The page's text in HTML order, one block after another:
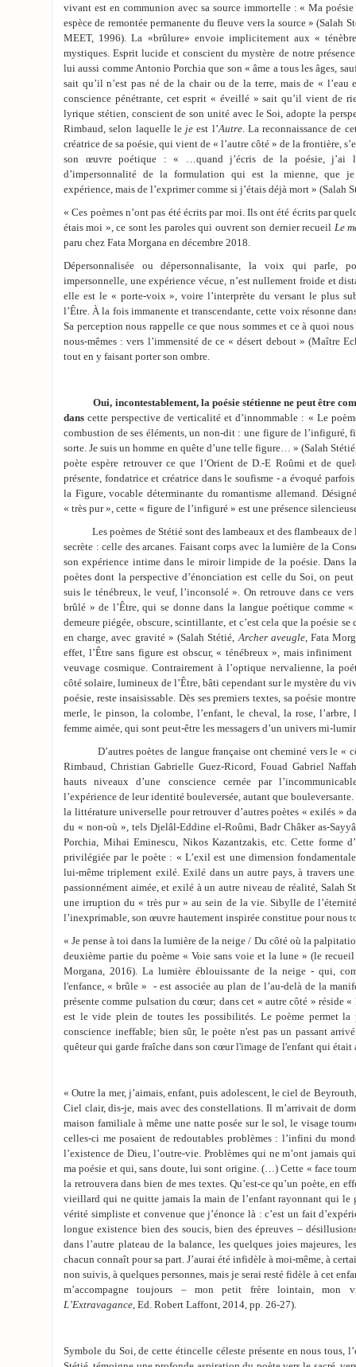
vivant est en communion avec sa source immortelle : « Ma poésie
espèce de remontée permanente du fleuve vers la source » (Salah
MEET, 1996). La «brûlure» envoie implicitement aux «
mystiques. Esprit lucide et conscient du mystère de notre
lui aussi comme Antonio Porchia que son « âme a tous les âges,
sait qu’il n’est pas né de la chair ou de la terre, mais de « l’eau
conscience pénétrante, cet esprit « éveillé » sait qu’il vient de
lyrique stétien, conscient de son unité avec le Soi, adopte la
Rimbaud, selon laquelle le jeest l’Autre. La reconnaissance de
créatrice de sa poésie, qui vient de « l’autre côté » de la frontière,
son œuvre poétique : « …quand j’écris de la poésie, j’ai
d’impersonnalité de la formulation qui est la mienne, que
expérience, mais de l’exprimer comme si j’étais déjà mort » (Salah
« Ces poèmes n’ont pas été écrits par moi. Ils ont été écrits par
étais moi », ce sont les paroles qui ouvrent son dernier recueil Le
paru chez Fata Morgana en décembre 2018.
Dépersonnalisée ou dépersonnalisante, la voix qui parle,
impersonnelle, une expérience vécue, n’est nullement froide et
elle est le « porte-voix », voire l’interprète du versant le plus
l’Être. À la fois immanente et transcendante, cette voix résonne
Sa perception nous rappelle ce que nous sommes et ce à quoi
nous-mêmes : vers l’immensité de ce « désert debout » (Maître
tout en y faisant porter son ombre.
Oui, incontestablement, la poésie stétienne ne peut être
dans cette perspective de verticalité et d’innommable : « Le
combustion de ses éléments, un non-dit : une figure de l’infiguré,
sorte. Je suis un homme en quête d’une telle figure… » (Salah
poète espère retrouver ce que l’Orient de D.-E Roûmi et de
présente, fondatrice et créatrice dans le soufisme - a évoqué
la Figure, vocable déterminante du romantisme allemand.
« très pur », cette « figure de l’infiguré » est une présence
Les poèmes de Stétié sont des lambeaux et des flambeaux de
secrète : celle des arcanes. Faisant corps avec la lumière de la
son expérience intime dans le miroir limpide de la poésie. Dans
poètes dont la perspective d’énonciation est celle du Soi, on
suis le ténébreux, le veuf, l’inconsolé ». On retrouve dans ce
brûlé » de l’Être, qui se donne dans la langue poétique comme
demeure piégée, obscure, scintillante, et c’est cela que la poésie
en charge, avec gravité » (Salah Stétié,Archer aveugle, Fata
effet, l’Être sans figure est obscur, « ténébreux », mais
veuvage cosmique. Contrairement à l’optique nervalienne, la
côté solaire, lumineux de l’Être, bâti cependant sur le mystère du
poésie, reste insaisissable. Dès ses premiers textes, sa poésie
merle, le pinson, la colombe, l’enfant, le cheval, la rose,
femme aimée, qui sont peut-être les messagers d’un univers mi-
D’autres poètes de langue française ont cheminé vers le «
Rimbaud, Christian Gabrielle Guez-Ricord, Fouad Gabriel
hauts niveaux d’une conscience cernée par
l’expérience de leur identité bouleversée, autant que
la littérature universelle pour retrouver d’autres poètes « exilés »
du « non-où », tels Djelâl-Eddine el-Roûmi, Badr Châker as-
Porchia, Mihai Eminescu, Nikos Kazantzakis, etc. Cette forme
privilégiée par le poète : « L’exil est une dimension
lui-même triplement exilé. Exilé dans un autre pays, à travers
passionnément aimée, et exilé à un autre niveau de réalité, Salah
une irruption du « très pur » au sein de la vie. Sibylle de
l’inexprimable, son œuvre hautement inspirée constitue pour nous
« Je pense à toi dans la lumière de la neige / Du côté où la
deuxième partie du poème « Voie sans voie et la lune » (le
Morgana, 2016). La lumière éblouissante de la neige - qui,
l'enfance, « brûle » - est associée au plan de l’au-delà de la
présente comme pulsation du cœur; dans cet « autre côté » réside
est le vide plein de toutes les possibilités. Le poème permet la
conscience ineffable; bien sûr, le poète n'est pas un passant
quêteur qui garde fraîche dans son cœur l'image de l'enfant qui était
« Outre la mer, j’aimais, enfant, puis adolescent, le ciel de
Ciel clair, dis-je, mais avec des constellations. Il m’arrivait de
maison familiale à même une natte posée sur le sol, le visage
celles-ci me posaient de redoutables problèmes : l’infini du
l’existence de Dieu, l’outre-vie. Problèmes qui ne m’ont jamais
ma poésie et qui, sans doute, lui sont origine. (…) Cette « face
la retrouvera dans bien de mes textes. Qu’est-ce qu’un poète, en
vieillard qui ne quitte jamais la main de l’enfant rayonnant qui le
vérité simpliste et convenue que j’énonce là : c’est un fait
longue existence bien des soucis, bien des épreuves –
dans l’autre plateau de la balance, les quelques joies majeures,
chacun connaît pour sa part. J’aurai été infidèle à moi-même, à
non suivis, à quelques personnes, mais je serai resté fidèle à cet
m’accompagne toujours – mon petit frère lointain, mon
L’Extravagance, Ed. Robert Laffont, 2014, pp. 26-27).
Symbole du Soi, de cette étincelle céleste présente en nous tous,